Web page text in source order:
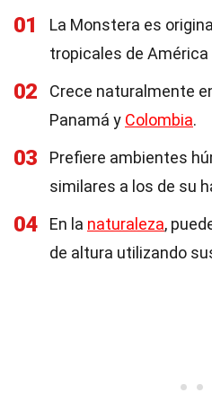
01
La Monstera es
tropicales de América
02
Crece naturalmente
Panamá y Colombia.
03
Prefiere ambientes
similares a los de su
04 En la naturaleza,
de altura utilizando